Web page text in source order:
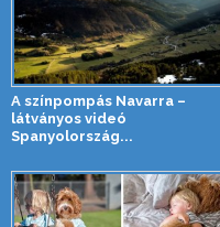
A színpompás Navarra –
látványos videó
Spanyolország...